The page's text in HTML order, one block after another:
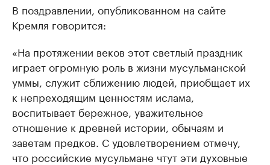
В поздравлении, опубликованном на сайте
Кремля говорится:
«На протяжении веков этот светлый праздник
играет огромную роль в жизни мусульманской
уммы, служит сближению людей, приобщает их
к непреходящим ценностям ислама,
воспитывает бережное, уважительное
отношение к древней истории, обычаям и
заветам предков. С удовлетворением отмечу,
что российские мусульмане чтут эти духовные